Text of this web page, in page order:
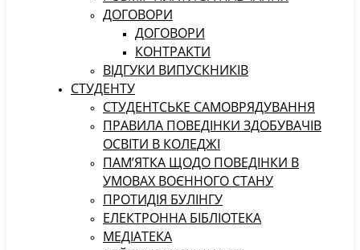
ДОГОВОРИ
ДОГОВОРИ
КОНТРАКТИ
ВІДГУКИ ВИПУСКНИКІВ
СТУДЕНТУ
CТУДЕНТСЬКЕ САМОВРЯДУВАННЯ
ПРАВИЛА ПОВЕДІНКИ ЗДОБУВАЧІВ
ОСВІТИ В КОЛЕДЖІ
ПАМ’ЯТКА ЩОДО ПОВЕДІНКИ В
УМОВАХ ВОЄННОГО СТАНУ
ПРОТИДІЯ БУЛІНГУ
ЕЛЕКТРОННА БІБЛІОТЕКА
МЕДІАТЕКА